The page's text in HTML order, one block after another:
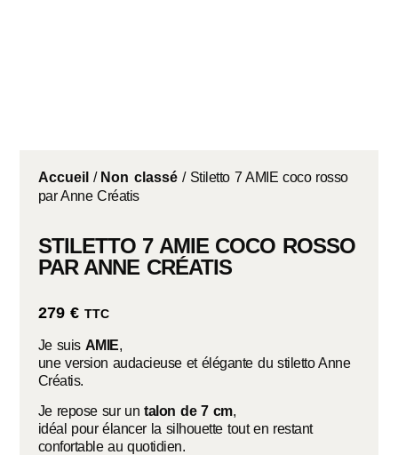
Accueil / Non classé/ Stiletto 7 AMIE coco rosso
par Anne Créatis
STILETTO 7 AMIE COCO ROSSO
PAR ANNE CRÉATIS
279€ TTC
Je suis AMIE,
une version audacieuse et élégante du stiletto Anne
Créatis.
Je repose sur untalon de 7 cm,
idéal pour élancer la silhouette tout en restant
confortable au quotidien.